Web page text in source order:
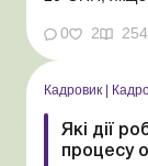
неї
№ 20-ОПП
ситуацій Ми
0 2 254
Кадровик
Які дії
процесу